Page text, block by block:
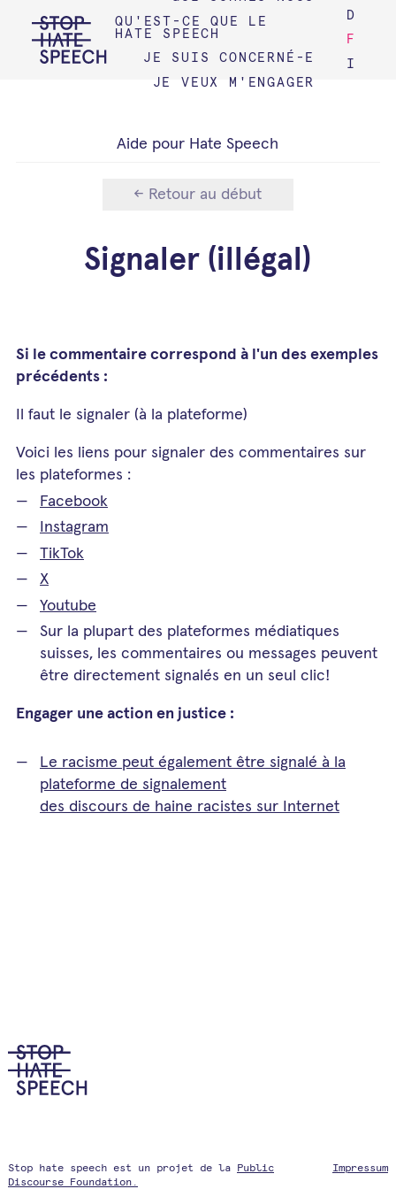
QU'EST-CE QUE LE
HATE SPEECH
JE SUIS CONCERNÉ-E
JE VEUX M'ENGAGER
D
F
I
Aide pour Hate Speech
Retour au début
Signaler (illégal)
Si le commentaire correspond à l'un des exemples
précédents :
Il faut le signaler (à la plateforme)
Voici les liens pour signaler des commentaires sur
les plateformes :
Facebook
Instagram
TikTok
X
Youtube
Sur la plupart des plateformes médiatiques
suisses, les commentaires ou messages peuvent
être directement signalés en un seul clic!
Engager une action en justice :
Le racisme peut également être signalé à la
plateforme de signalement
des discours de haine racistes sur Internet
Stop hate speech est un projet de la
Public
Discourse Foundation.
Impressum